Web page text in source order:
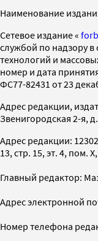
Наименование
Cетевое издание «
службой по надзору
технологий и
номер и дата
ФС77-82431 от 23
Адрес редакции,
Звенигородская 2-я,
Адрес редакции:
13, стр. 15, эт. 4, пом.
Главный редактор:
Адрес электронной
Номер телефона